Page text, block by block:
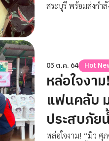
สระบุรี พร้อมส่งกำ
05 ต.ค. 64 Hot
หล่อใจงา
แฟนคลับ
ประสบภัย
หล่อใจงาม! “มิว